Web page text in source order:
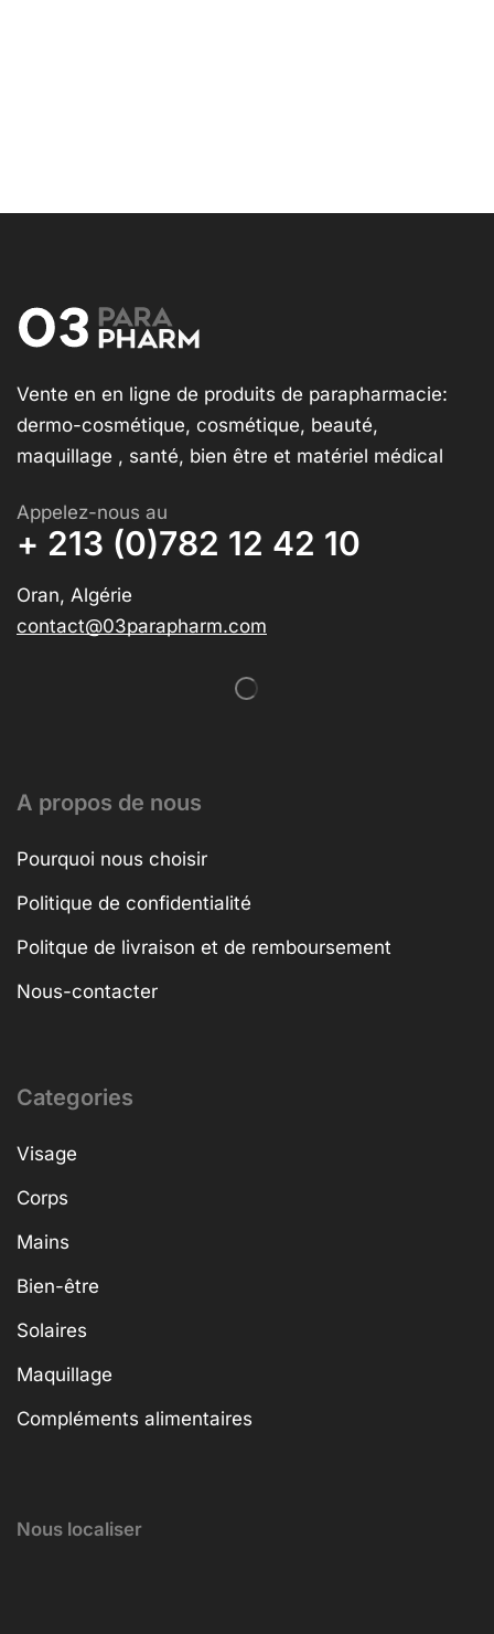
Vente en en ligne de produits de parapharmacie:
dermo-cosmétique, cosmétique, beauté,
maquillage , santé, bien être et matériel médical
Appelez-nous au
+ 213 (0)782 12 42 10
Oran, Algérie
contact@03parapharm.com
A propos de nous
Pourquoi nous choisir
Politique de confidentialité
Politque de livraison et de remboursement
Nous-contacter
Categories
Visage
Corps
Mains
Bien-être
Solaires
Maquillage
Compléments alimentaires
Nous localiser